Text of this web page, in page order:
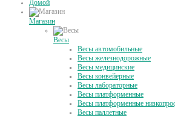
Домой
Магазин
Весы
Весы автомобильные
Весы железнодорожные
Весы медицинские
Весы конвейерные
Весы лабораторные
Весы платформенные
Весы платформенные
Весы паллетные